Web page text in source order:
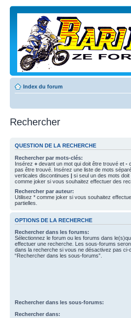
Index du forum
Rechercher
QUESTION DE LA RECHERCHE
Rechercher par mots-clés:
Insérez + devant un mot qui doit être trouvé et -
pas être trouvé. Insérez une liste de mots
verticales discontinues | si seul un des mots
comme joker si vous souhaitez effectuer des
Rechercher par auteur:
Utilisez * comme joker si vous souhaitez
partielles.
OPTIONS DE LA RECHERCHE
Rechercher dans les forums:
Sélectionnez le forum ou les forums dans
effectuer une recherche. Les sous-forums
dans la recherche si vous ne désactivez pas ci-
“Rechercher dans les sous-forums”.
Rechercher dans les sous-forums:
Rechercher dans: